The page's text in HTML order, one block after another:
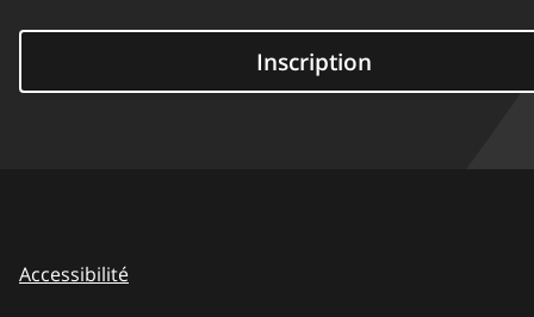
Inscription
Accessibilité